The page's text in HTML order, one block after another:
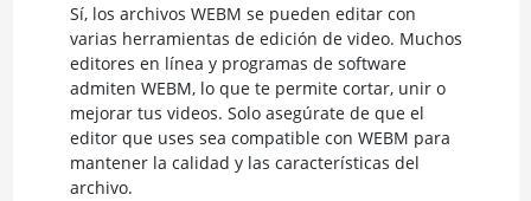
Sí, los archivos WEBM se pueden editar con
varias herramientas de edición de video. Muchos
editores en línea y programas de software
admiten WEBM, lo que te permite cortar, unir o
mejorar tus videos. Solo asegúrate de que el
editor que uses sea compatible con WEBM para
mantener la calidad y las características del
archivo.